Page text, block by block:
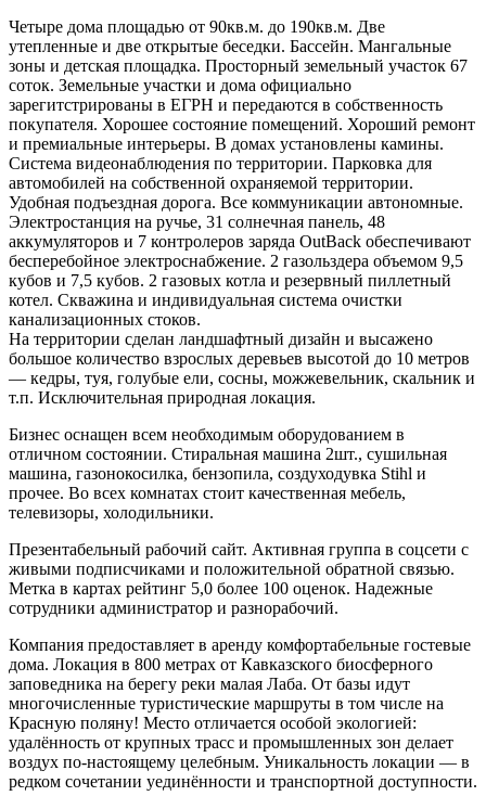
Четыре дома площадью от 90кв.м. до 190кв.м. Две
утепленные и две открытые беседки. Бассейн. Мангальные
зоны и детская площадка. Просторный земельный участок 67
соток. Земельные участки и дома официально
зарегитстрированы в ЕГРН и передаются в собственность
покупателя. Хорошее состояние помещений. Хороший ремонт
и премиальные интерьеры. В домах установлены камины.
Система видеонаблюдения по территории. Парковка для
автомобилей на собственной охраняемой территории.
Удобная подъездная дорога. Все коммуникации автономные.
Электростанция на ручье, 31 солнечная панель, 48
аккумуляторов и 7 контролеров заряда OutBack обеспечивают
бесперебойное электроснабжение. 2 газольздера объемом 9,5
кубов и 7,5 кубов. 2 газовых котла и резервный пиллетный
котел. Скважина и индивидуальная система очистки
канализационных стоков.
На территории сделан ландшафтный дизайн и высажено
большое количество взрослых деревьев высотой до 10 метров
— кедры, туя, голубые ели, сосны, можжевельник, скальник и
т.п. Исключительная природная локация.
Бизнес оснащен всем необходимым оборудованием в
отличном состоянии. Стиральная машина 2шт., сушильная
машина, газонокосилка, бензопила, создуходувка Stihl и
прочее. Во всех комнатах стоит качественная мебель,
телевизоры, холодильники.
Презентабельный рабочий сайт. Активная группа в соцсети с
живыми подписчиками и положительной обратной связью.
Метка в картах рейтинг 5,0 более 100 оценок. Надежные
сотрудники администратор и разнорабочий.
Компания предоставляет в аренду комфортабельные гостевые
дома. Локация в 800 метрах от Кавказского биосферного
заповедника на берегу реки малая Лаба. От базы идут
многочисленные туристические маршруты в том числе на
Красную поляну! Место отличается особой экологией:
удалённость от крупных трасс и промышленных зон делает
воздух по-настоящему целебным. Уникальность локации — в
редком сочетании уединённости и транспортной доступности.